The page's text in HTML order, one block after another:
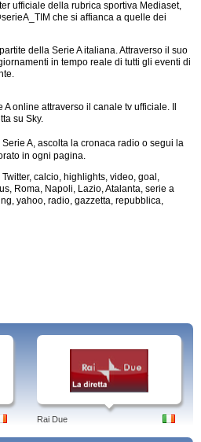
ufficiale della rubrica sportiva Mediaset,
che si affianca a quelle dei
della Serie A italiana. Attraverso il suo
in tempo reale di tutti gli eventi di
online attraverso il canale tv ufficiale. Il
su Sky.
A, ascolta la cronaca radio o segui la
in ogni pagina.
calcio, highlights, video, goal,
Roma, Napoli, Lazio, Atalanta, serie a
yahoo, radio, gazzetta, repubblica,
Rai Due